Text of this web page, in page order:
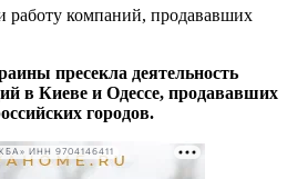
работу компаний, продававших
пресекла деятельность
в Киеве и Одессе, продававших
городов.
ИНН 9704146411